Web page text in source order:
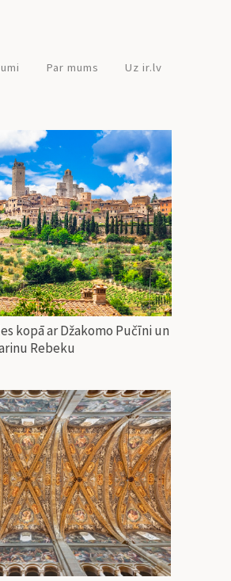
Par mums Uz ir.lv
kopā ar Džakomo Pučīni un
Rebeku